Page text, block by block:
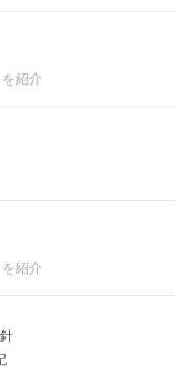
紹介
紹介